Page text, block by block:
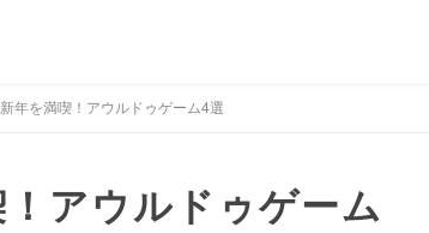
年を満喫！アウルドゥゲーム4選
アウルドゥゲーム